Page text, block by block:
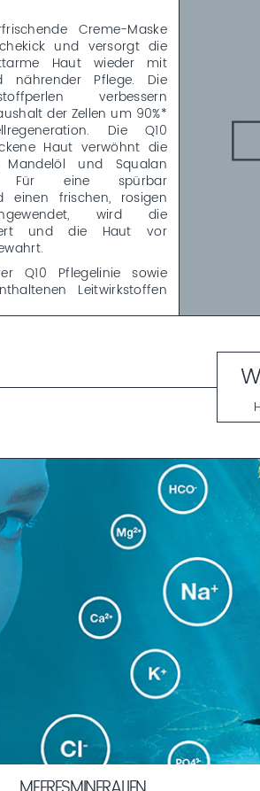
Creme-Maske
und versorgt die
Haut wieder mit
nährender Pflege. Die
verbessern
der Zellen um 90%*
Die Q10
Haut verwöhnt die
und Squalan
Für eine spürbar
einen frischen, rosigen
wird die
und die Haut vor
Q10 Pflegelinie sowie
Leitwirkstoffen